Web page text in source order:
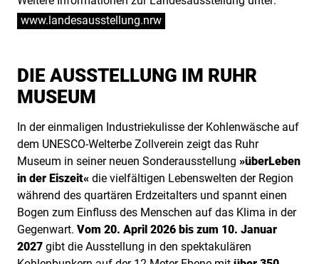
www.landesausstellung.nrw
DIE AUSSTELLUNG IM RUHR
MUSEUM
In der einmaligen Industriekulisse der Kohlenwäsche auf
dem UNESCO-Welterbe Zollverein zeigt das Ruhr
Museum in seiner neuen Sonderausstellung »überLeben
in der Eiszeit« die vielfältigen Lebenswelten der Region
während des quartären Erdzeitalters und spannt einen
Bogen zum Einfluss des Menschen auf das Klima in der
Gegenwart. Vom 20. April 2026 bis zum 10. Januar
2027 gibt die Ausstellung in den spektakulären